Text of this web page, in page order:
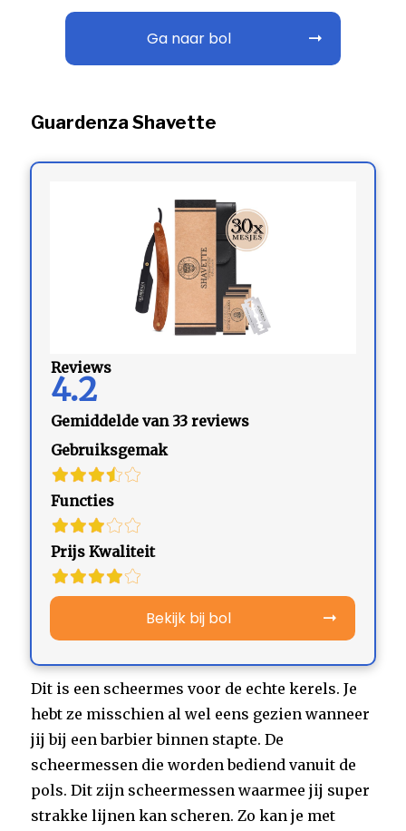
Ga naar bol
Guardenza Shavette
Reviews
4.2
Gemiddelde van 33 reviews
Gebruiksgemak
Functies
Prijs Kwaliteit
Bekijk bij bol
Dit is een scheermes voor de echte kerels. Je
hebt ze misschien al wel eens gezien wanneer
jij bij een barbier binnen stapte. De
scheermessen die worden bediend vanuit de
pols. Dit zijn scheermessen waarmee jij super
strakke lijnen kan scheren. Zo kan je met